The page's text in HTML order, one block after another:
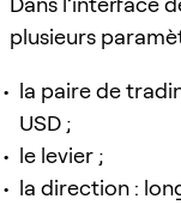
plusieurs
la paire de
USD ;
le levier ;
la direction :